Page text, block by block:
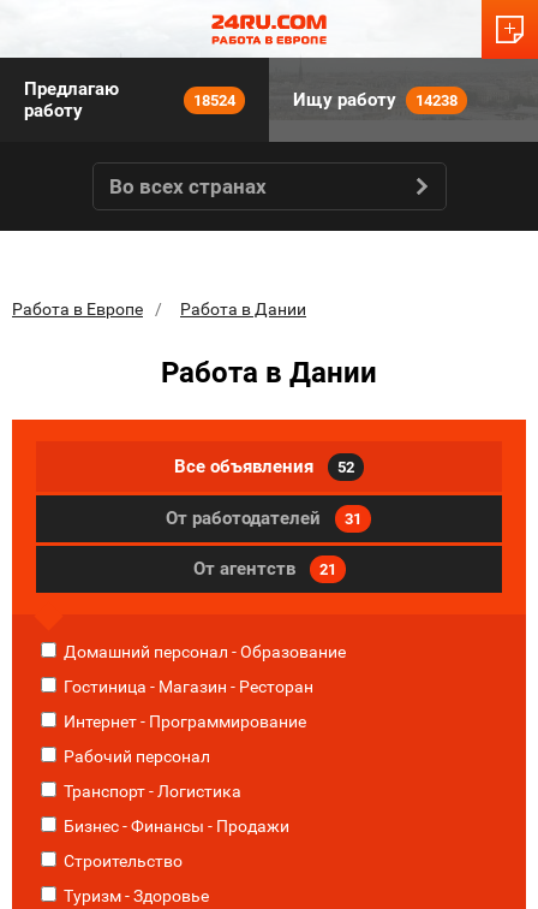
Предлагаю
работу
18524 Ищу работу 14238
Во всех странах
Работа в Европе Работа в Дании
Работа в Дании
Все объявления 52
От работодателей 31
От агентств 21
Домашний персонал - Образование
Гостиница - Магазин - Ресторан
Интернет - Программирование
Рабочий персонал
Транспорт - Логистика
Бизнес - Финансы - Продажи
Строительство
Туризм - Здоровье